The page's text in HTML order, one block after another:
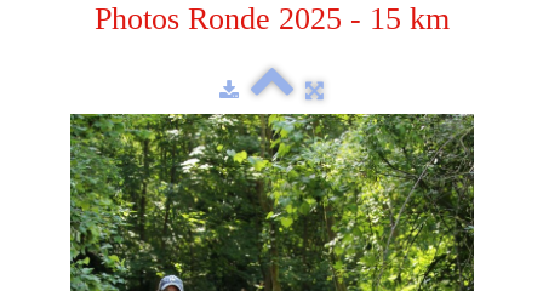
Programme
Règlement
Parcours
Résultats
Devenez bénévoles
Photos Ronde 2025 - 15 km